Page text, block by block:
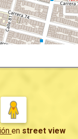
en street view